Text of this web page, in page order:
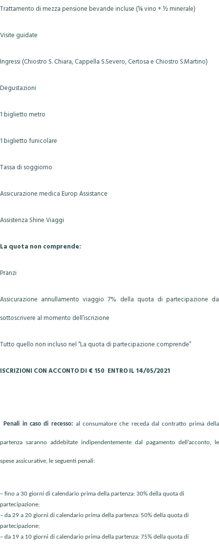
Trattamento di mezza pensione bevande incluse (¼ vino + ½ minerale)
Visite guidate
Ingressi (Chiostro S. Chiara, Cappella S.Severo, Certosa e Chiostro S.Martino)
Degustazioni
1 biglietto metro
1 biglietto funicolare
Tassa di soggiorno
Assicurazione medica Europ Assistance
Assistenza Shine Viaggi
La quota non comprende:
Pranzi
Assicurazione annullamento viaggio 7% della quota di partecipazione da
sottoscrivere al momento dell’iscrizione
Tutto quello non incluso nel “La quota di partecipazione comprende”
ISCRIZIONI CON ACCONTO DI € 150 ENTRO IL 14/05/2021
Penali in caso di recesso: al consumatore che receda dal contratto prima della
partenza saranno addebitate indipendentemente dal pagamento dell’acconto, le
spese assicurative, le seguenti penali:
– fino a 30 giorni di calendario prima della partenza: 30% della quota di
partecipazione;
– da 29 a 20 giorni di calendario prima della partenza: 50% della quota di
partecipazione;
– da 19 a 10 giorni di calendario prima della partenza: 75% della quota di